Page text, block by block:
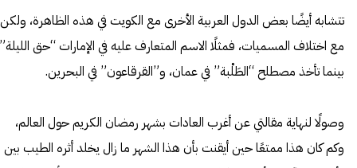
تتشابه أيضًا بعض الدول العربية الأخرى مع الكويت في هذه الظاهرة، ولكن
مع اختلاف المسميات، فمثلًا الاسم المتعارف عليه في الإمارات “حق
بينما تأخذ مصطلح “الطَلْبة” في عمان، و”القرقاعون” في البحرين.
وصولًا لنهاية مقالتي عن أغرب العادات بشهر رمضان الكريم حول العالم،
وكم كان هذا ممتعًا حين أيقنت بأن هذا الشهر ما زال يخلد أثره الطيب بين